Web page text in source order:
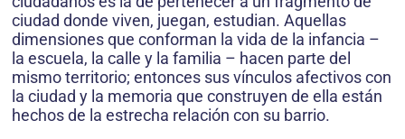
ciudad donde viven, juegan, estudian. Aquellas
dimensiones que conforman la vida de la infancia –
la escuela, la calle y la familia – hacen parte del
mismo territorio; entonces sus vínculos afectivos con
la ciudad y la memoria que construyen de ella están
hechos de la estrecha relación con su barrio.